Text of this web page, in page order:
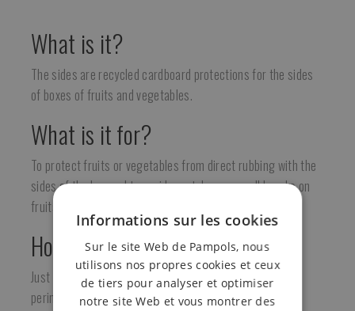
What is it?
The sides are recycled cardboard protections for the sides
of boxes of fruits and vegetables.
What is it for?
To protect fruits or vegetables from direct rubbing with the
sides of the box and to avoid scratches or small knocks on
fruits.
How is it used?
Just like the funds are placed around the entire inner
perimeter of the wooden or plastic box.
Informations sur les cookies
Sur le site Web de Pampols, nous
utilisons nos propres cookies et ceux
de tiers pour analyser et optimiser
notre site Web et vous montrer des